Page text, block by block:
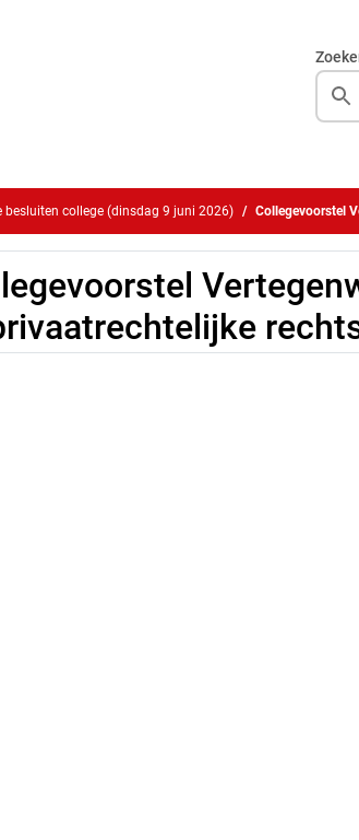
besluiten college (dinsdag 9 juni 2026) Collegevoorstel